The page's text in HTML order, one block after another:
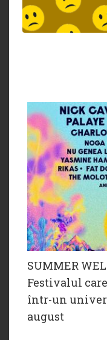
SUMMER
Festivalul
într-un
august